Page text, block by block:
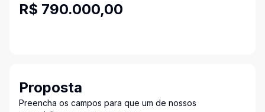
R$ 790.000,00
Proposta
Preencha os campos para que um de nossos